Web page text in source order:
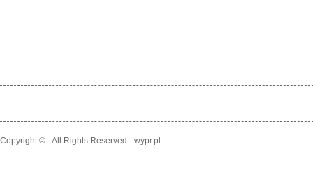
Copyright © - All Rights Reserved - wypr.pl